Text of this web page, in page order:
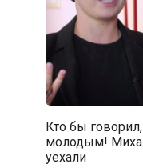
Кто бы говорил,
молодым!
уехали